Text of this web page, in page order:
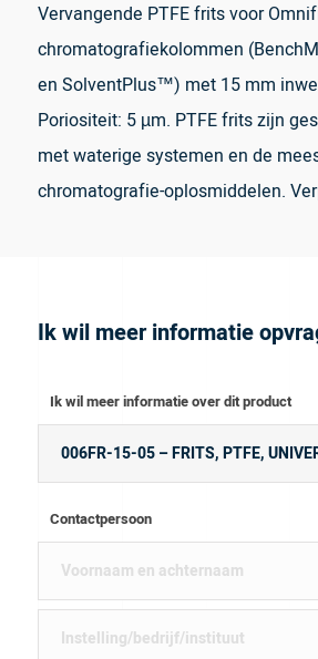
Vervangende PTFE frits voor
chromatografiekolommen
en SolventPlus™) met 15 mm
Poriositeit: 5 µm. PTFE frits zijn
met waterige systemen en de
chromatografie-oplosmiddelen.
Ik wil meer informatie
Ik wil meer informatie over dit product
Contactpersoon